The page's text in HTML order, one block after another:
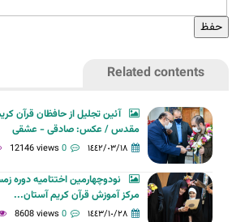
Related contents
آئین تجلیل از حافظان قرآن
مقدس / عکس: صادقی - عشقی
١٤٤٢/٠٣/١٨ 0 comments
12146 views
مرکز آموزش قرآن کریم آستان...
١٤٤٣/١٠/٢٨ 0 comments
8608 views